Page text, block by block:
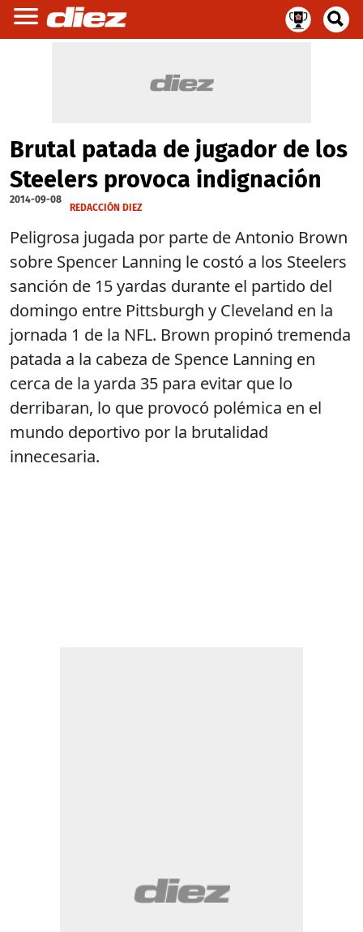
Brutal patada de jugador de los
Steelers provoca indignación
2014-09-08
REDACCIÓN DIEZ
Peligrosa jugada por parte de Antonio Brown
sobre Spencer Lanning le costó a los Steelers
sanción de 15 yardas durante el partido del
domingo entre Pittsburgh y Cleveland en la
jornada 1 de la NFL. Brown propinó tremenda
patada a la cabeza de Spence Lanning en
cerca de la yarda 35 para evitar que lo
derribaran, lo que provocó polémica en el
mundo deportivo por la brutalidad
innecesaria.